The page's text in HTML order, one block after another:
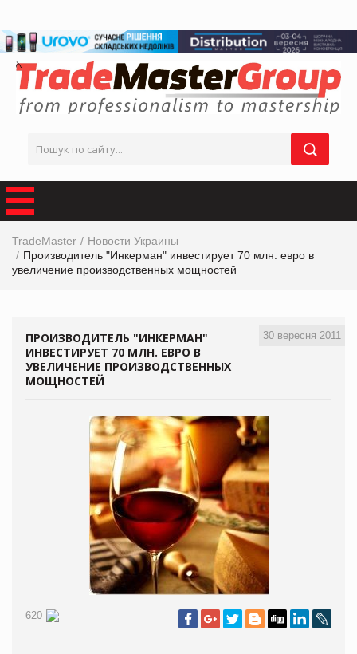
TradeMaster
Новости Украины
Производитель "Инкерман" инвестирует 70 млн. евро в
увеличение производственных мощностей
30 вересня 2011
ПРОИЗВОДИТЕЛЬ "ИНКЕРМАН"
ИНВЕСТИРУЕТ 70 МЛН. ЕВРО В
УВЕЛИЧЕНИЕ ПРОИЗВОДСТВЕННЫХ
МОЩНОСТЕЙ
620